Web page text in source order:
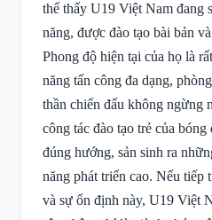
thể thấy U19 Việt Nam đang
năng, được đào tạo bài bản
Phong độ hiện tại của họ là
năng tấn công đa dạng,
thần chiến đấu không ngừng
công tác đào tạo trẻ của
đúng hướng, sản sinh ra
năng phát triển cao. Nếu
và sự ổn định này, U19 Việt